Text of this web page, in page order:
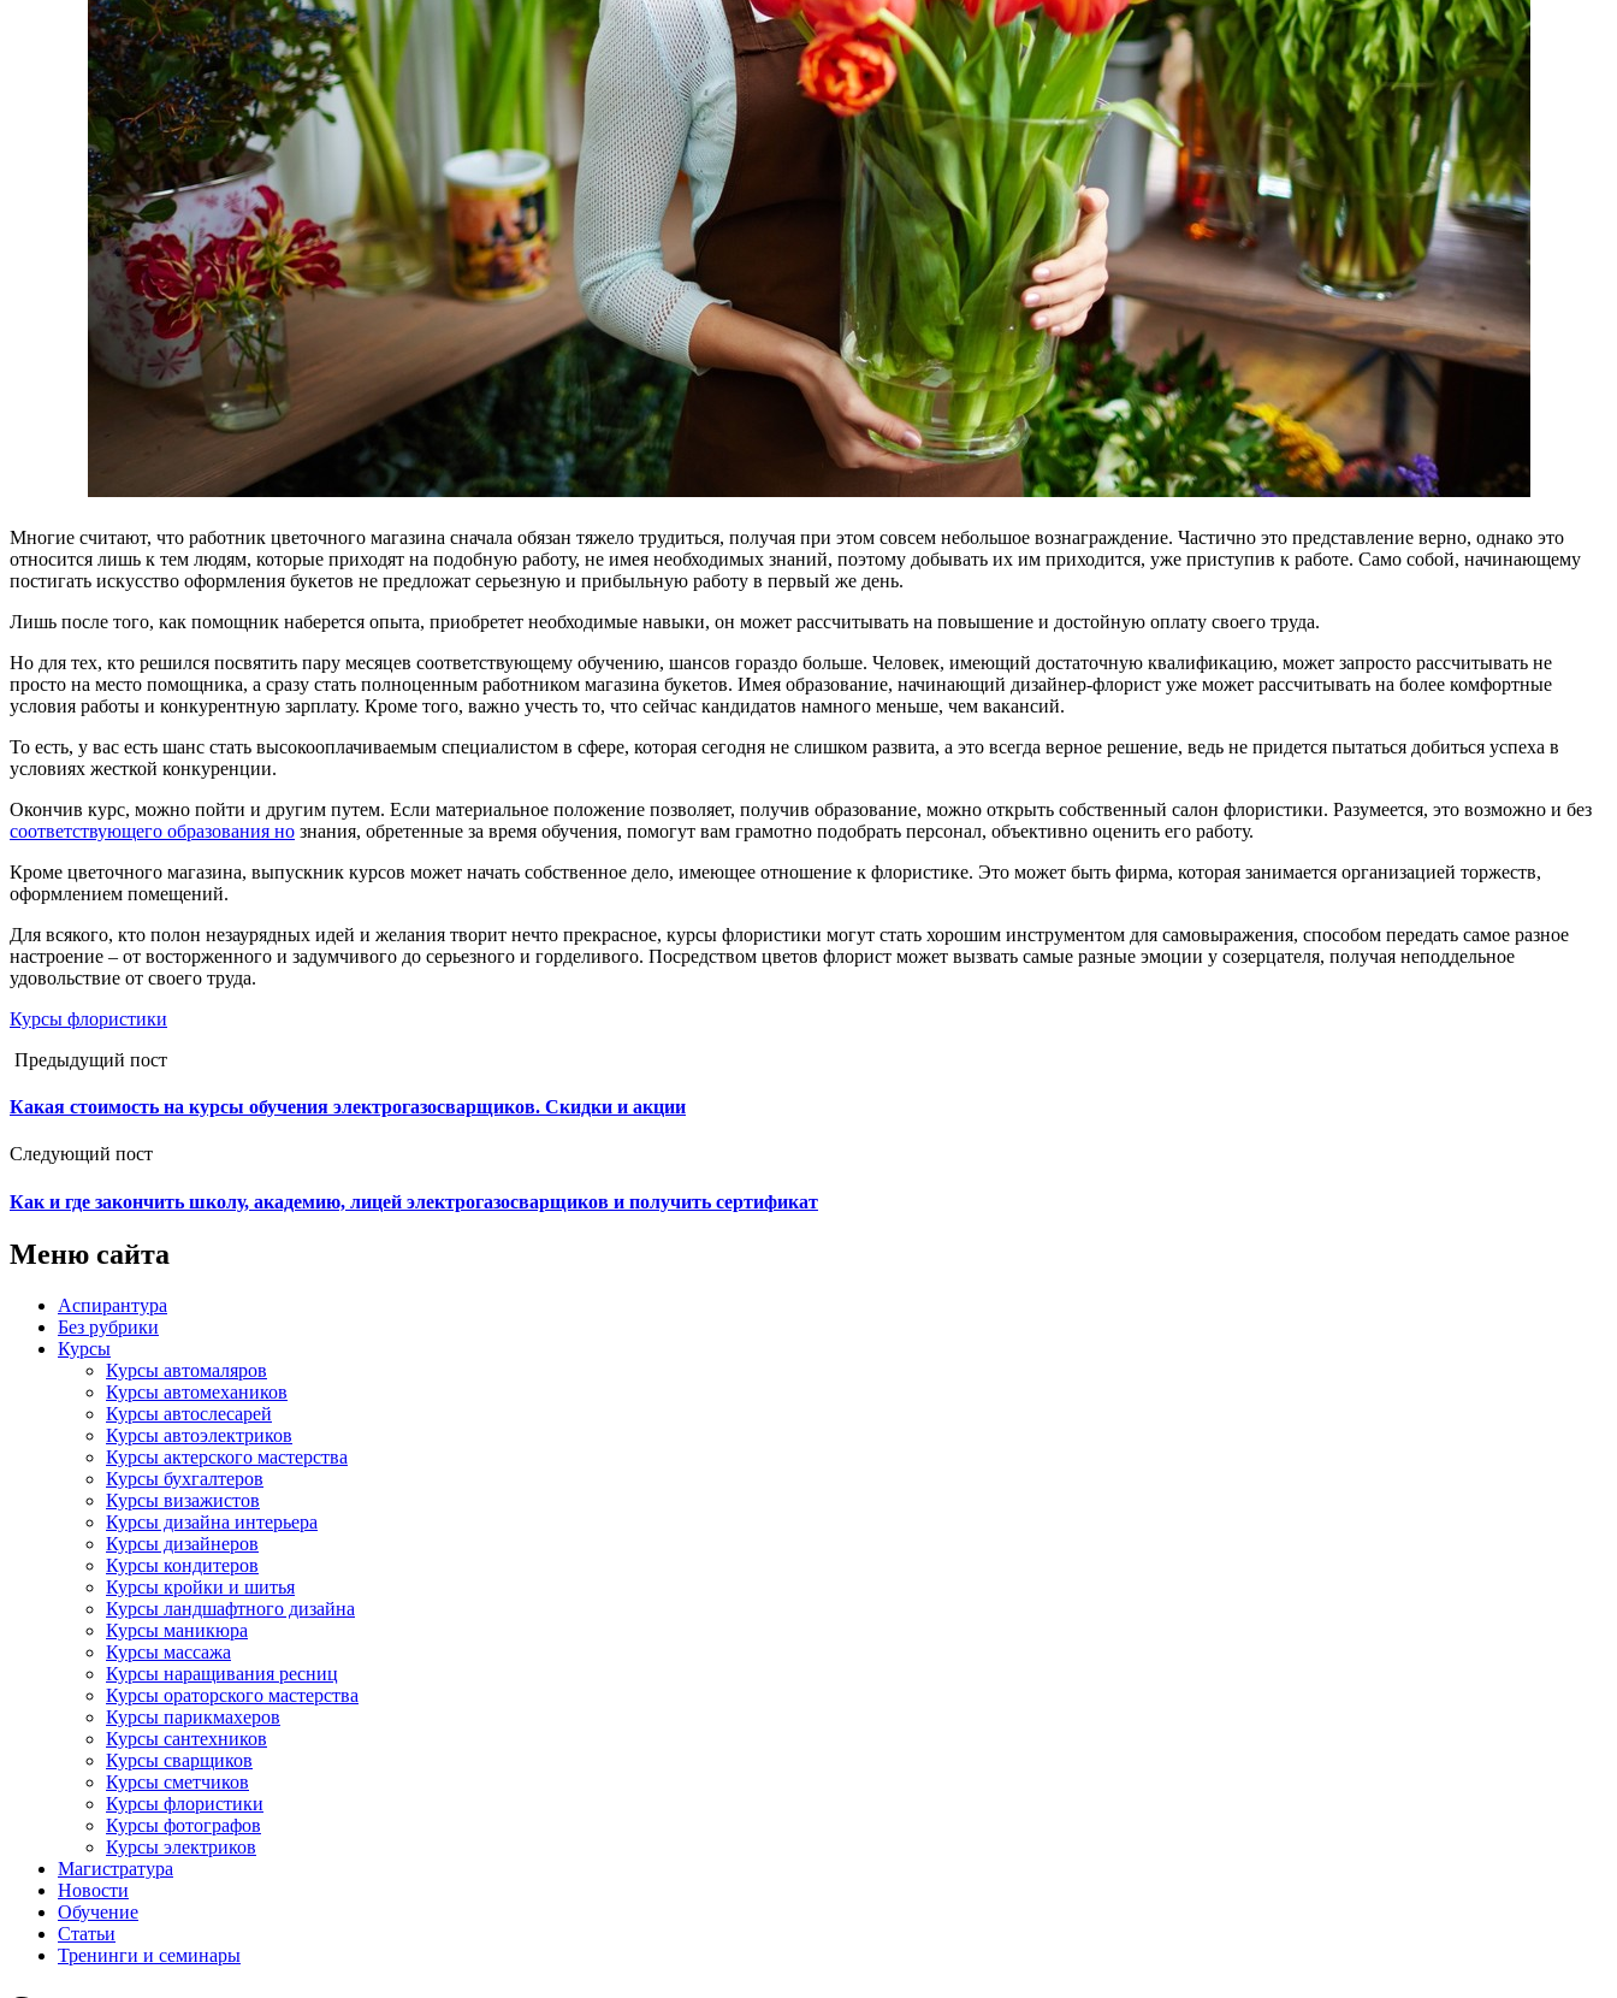
Многие считают, что работник цветочного магазина сначала обязан тяжело трудиться, получая при этом совсем небольшое вознаграждение. Частично это представление верно, однако это
относится лишь к тем людям, которые приходят на подобную работу, не имея необходимых знаний, поэтому добывать их им приходится, уже приступив к работе. Само собой, начинающему
постигать искусство оформления букетов не предложат серьезную и прибыльную работу в первый же день.
Лишь после того, как помощник наберется опыта, приобретет необходимые навыки, он может рассчитывать на повышение и достойную оплату своего труда.
Но для тех, кто решился посвятить пару месяцев соответствующему обучению, шансов гораздо больше. Человек, имеющий достаточную квалификацию, может запросто рассчитывать не
просто на место помощника, а сразу стать полноценным работником магазина букетов. Имея образование, начинающий дизайнер-флорист уже может рассчитывать на более комфортные
условия работы и конкурентную зарплату. Кроме того, важно учесть то, что сейчас кандидатов намного меньше, чем вакансий.
То есть, у вас есть шанс стать высокооплачиваемым специалистом в сфере, которая сегодня не слишком развита, а это всегда верное решение, ведь не придется пытаться добиться успеха в
условиях жесткой конкуренции.
Окончив курс, можно пойти и другим путем. Если материальное положение позволяет, получив образование, можно открыть собственный салон флористики. Разумеется, это возможно и без
соответствующего образования но знания, обретенные за время обучения, помогут вам грамотно подобрать персонал, объективно оценить его работу.
Кроме цветочного магазина, выпускник курсов может начать собственное дело, имеющее отношение к флористике. Это может быть фирма, которая занимается организацией торжеств,
оформлением помещений.
Для всякого, кто полон незаурядных идей и желания творит нечто прекрасное, курсы флористики могут стать хорошим инструментом для самовыражения, способом передать самое разное
настроение – от восторженного и задумчивого до серьезного и горделивого. Посредством цветов флорист может вызвать самые разные эмоции у созерцателя, получая неподдельное
удовольствие от своего труда.
Курсы флористики
Предыдущий пост
Какая стоимость на курсы обучения электрогазосварщиков. Скидки и акции
Следующий пост
Как и где закончить школу, академию, лицей электрогазосварщиков и получить сертификат
Меню сайта
Аспирантура
Без рубрики
Курсы
Курсы автомаляров
Курсы автомехаников
Курсы автослесарей
Курсы автоэлектриков
Курсы актерского мастерства
Курсы бухгалтеров
Курсы визажистов
Курсы дизайна интерьера
Курсы дизайнеров
Курсы кондитеров
Курсы кройки и шитья
Курсы ландшафтного дизайна
Курсы маникюра
Курсы массажа
Курсы наращивания ресниц
Курсы ораторского мастерства
Курсы парикмахеров
Курсы сантехников
Курсы сварщиков
Курсы сметчиков
Курсы флористики
Курсы фотографов
Курсы электриков
Магистратура
Новости
Обучение
Статьи
Тренинги и семинары